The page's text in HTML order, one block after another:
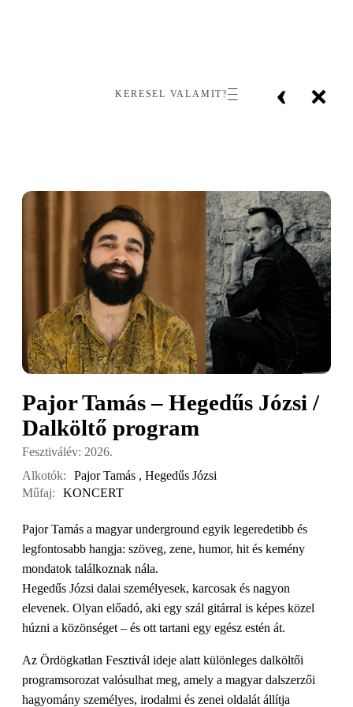
‹ ×
KERESEL VALAMIT?
Pajor Tamás – Hegedűs Józsi /
Dalköltő program
Fesztiválév: 2026.
Alkotók:
Pajor Tamás , Hegedűs Józsi
Műfaj:
KONCERT
Pajor Tamás a magyar underground egyik legeredetibb és
legfontosabb hangja: szöveg, zene, humor, hit és kemény
mondatok találkoznak nála.
Hegedűs Józsi dalai személyesek, karcosak és nagyon
elevenek. Olyan előadó, aki egy szál gitárral is képes közel
húzni a közönséget – és ott tartani egy egész estén át.
Az Ördögkatlan Fesztivál ideje alatt különleges dalköltői
programsorozat valósulhat meg, amely a magyar dalszerzői
hagyomány személyes, irodalmi és zenei oldalát állítja